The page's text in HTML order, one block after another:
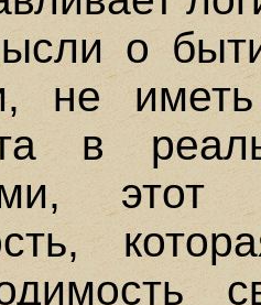
о
не иметь
в
этот